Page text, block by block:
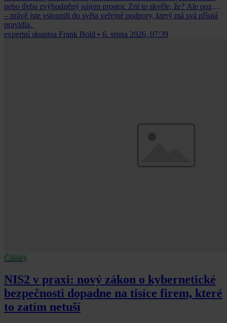
nebo třeba zvýhodněný nájem prostor. Zní to skvěle, že? Ale pozor
– právě jste vstoupili do světa veřejné podpory, který má svá přísná
pravidla.
expertní skupina Frank Bold • 6. srpna 2026, 07:39
Články
NIS2 v praxi: nový zákon o kybernetické
bezpečnosti dopadne na tisíce firem, které
to zatím netuší